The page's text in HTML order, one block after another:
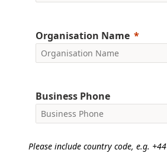
Organisation Name
Business Phone
Please include country code, e.g. +44